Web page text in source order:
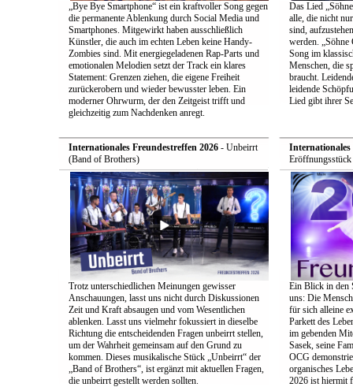
„Bye Bye Smartphone“ ist ein kraftvoller Song gegen
die permanente Ablenkung durch Social Media und
Smartphones. Mitgewirkt haben ausschließlich
Künstler, die auch im echten Leben keine Handy-
Zombies sind. Mit energiegeladenen Rap-Parts und
emotionalen Melodien setzt der Track ein klares
Statement: Grenzen ziehen, die eigene Freiheit
zurückerobern und wieder bewusster leben. Ein
moderner Ohrwurm, der den Zeitgeist trifft und
gleichzeitig zum Nachdenken anregt.
Das Lied
alle, die nicht
sind,
werden. „Söhne
Song im
Menschen, die
braucht.
leidende
Lied gibt ihrer
Internationales Freundestreffen 2026- Unbeirrt
(Band of Brothers)
Trotz unterschiedlichen Meinungen gewisser
Anschauungen, lasst uns nicht durch Diskussionen
Zeit und Kraft absaugen und vom Wesentlichen
ablenken. Lasst uns vielmehr fokussiert in dieselbe
Richtung die entscheidenden Fragen unbeirrt stellen,
um der Wahrheit gemeinsam auf den Grund zu
kommen. Dieses musikalische Stück „Unbeirrt“ der
„Band of Brothers“, ist ergänzt mit aktuellen Fragen,
die unbeirrt gestellt werden sollten.
Internationales
Ein Blick in den
uns: Die
für sich alleine
Parkett des
im gebenden
Sasek, seine
OCG
organisches
2026 ist hiermit